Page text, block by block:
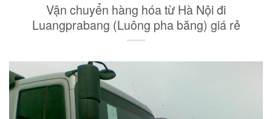
Vận chuyển hàng hóa từ Hà Nội đi
Luangprabang (Luông pha băng) giá rẻ